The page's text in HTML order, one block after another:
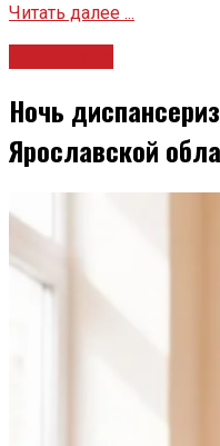
Читать далее ...
Ночь
Ярославской